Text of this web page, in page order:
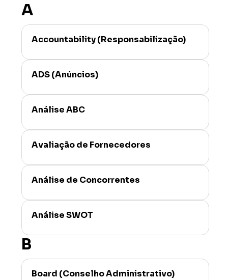
A
Accountability (Responsabilização)
ADS (Anúncios)
Análise ABC
Avaliação de Fornecedores
Análise de Concorrentes
Análise SWOT
B
Board (Conselho Administrativo)